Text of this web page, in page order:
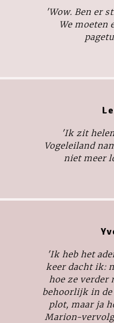
'Wow. Ben er
We moeten
'Ik zit
Vogeleiland
niet meer
'Ik heb het
keer dacht ik:
hoe ze verder
behoorlijk in
plot, maar ja
Marion-